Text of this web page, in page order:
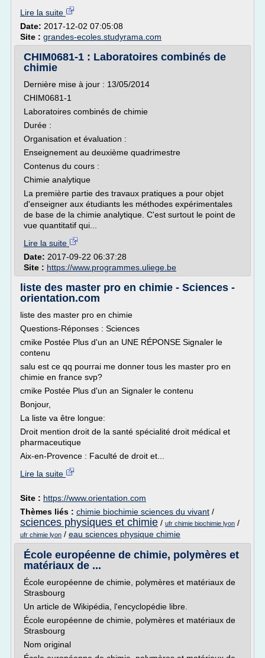
Lire la suite
Date: 2017-12-02 07:05:08
Site : grandes-ecoles.studyrama.com
CHIM0681-1 : Laboratoires combinés de
chimie
Dernière mise à jour : 13/05/2014
CHIM0681-1
Laboratoires combinés de chimie
Durée :
Organisation et évaluation :
Enseignement au deuxième quadrimestre
Contenus du cours :
Chimie analytique
La première partie des travaux pratiques a pour objet
d'enseigner aux étudiants les méthodes expérimentales
de base de la chimie analytique. C'est surtout le point de
vue quantitatif qui...
Lire la suite
Date: 2017-09-22 06:37:28
Site : https://www.programmes.uliege.be
liste des master pro en chimie - Sciences -
orientation.com
liste des master pro en chimie
Questions-Réponses : Sciences
cmike Postée Plus d'un an UNE RÉPONSE Signaler le
contenu
salu est ce qq pourrai me donner tous les master pro en
chimie en france svp?
cmike Postée Plus d'un an Signaler le contenu
Bonjour,
La liste va être longue:
Droit mention droit de la santé spécialité droit médical et
pharmaceutique
Aix-en-Provence : Faculté de droit et...
Lire la suite
Site : https://www.orientation.com
Thèmes liés : chimie biochimie sciences du vivant /
sciences physiques et chimie / ufr chimie biochimie lyon /
ufr chimie lyon / eau sciences physique chimie
École européenne de chimie, polymères et
matériaux de ...
École européenne de chimie, polymères et matériaux de
Strasbourg
Un article de Wikipédia, l'encyclopédie libre.
École européenne de chimie, polymères et matériaux de
Strasbourg
Nom original